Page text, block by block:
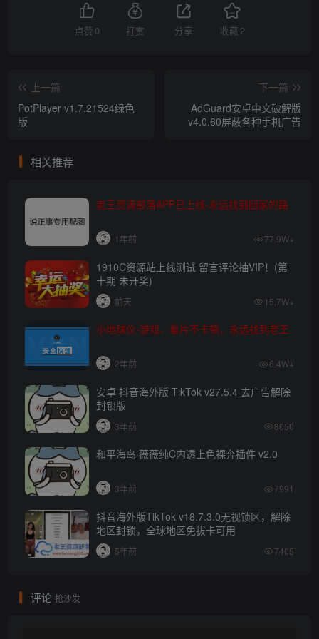
点赞 0 打赏 分享 收藏2
上一篇
PotPlayer v1.7.21524绿色
版
下一篇
AdGuard安卓中文破解版
v4.0.60屏蔽各种手机广告
相关推荐
老王资源部落APP已上线-永远找到回家的路
1年前 77.9W+
1910C资源站上线测试 留言评论抽VIP！(第
十期 未开奖)
前天 15.7W+
小地球仪-游戏、看片不卡顿，永远找到老王
2年前 6.4W+
安卓 抖音海外版 TikTok v27.5.4 去广告解除
封锁版
3年前 8050
和平海岛·薇薇纯C内透上色裸奔插件 v2.0
3年前 7991
抖音海外版TikTok v18.7.3.0无视锁区，解除
地区封锁，全球地区免拔卡可用
5年前 7405
评论 抢沙发